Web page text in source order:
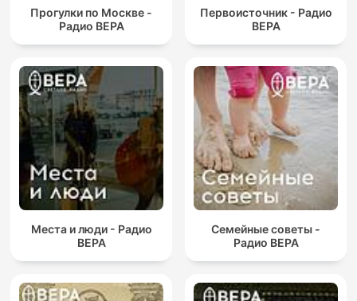
Прогулки по Москве -
Радио ВЕРА
Первоисточник - Радио
ВЕРА
Места и люди - Радио
ВЕРА
Семейные советы -
Радио ВЕРА